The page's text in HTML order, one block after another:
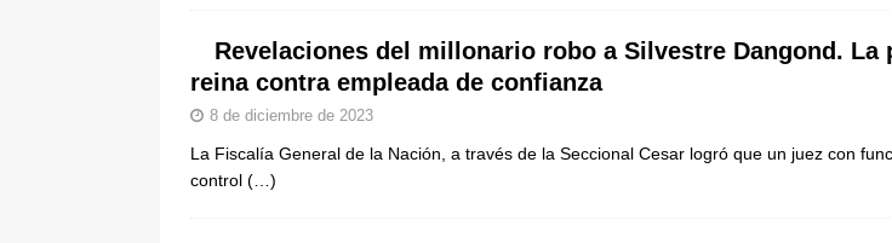
Revelaciones del millonario robo a Silvestre Dangond. La
reina contra empleada de confianza
8 de diciembre de 2023
La Fiscalía General de la Nación, a través de la Seccional Cesar logró que un juez con
control (…)